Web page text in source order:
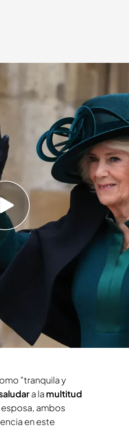
domingo de
religioso de
tras el reciente
domingo de
Windsor, en una
pero en la que no
de Kate,
"tranquila y
a la multitud
ambos
en este